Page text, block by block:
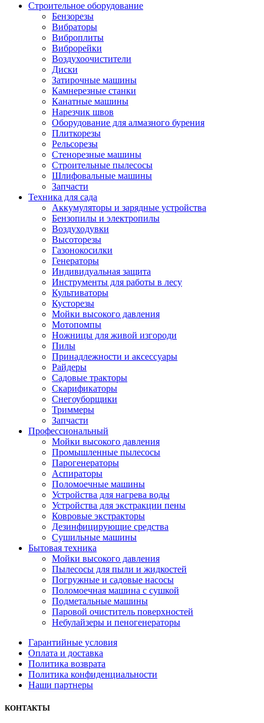
Строительное оборудование
Бензорезы
Вибраторы
Виброплиты
Виброрейки
Воздухоочистители
Диски
Затирочные машины
Камнерезные станки
Канатные машины
Нарезчик швов
Оборудование для алмазного бурения
Плиткорезы
Рельсорезы
Стенорезные машины
Строительные пылесосы
Шлифовальные машины
Запчасти
Техника для сада
Аккумуляторы и зарядные устройства
Бензопилы и электропилы
Воздуходувки
Высоторезы
Газонокосилки
Генераторы
Индивидуальная защита
Инструменты для работы в лесу
Культиваторы
Кусторезы
Мойки высокого давления
Мотопомпы
Ножницы для живой изгороди
Пилы
Принадлежности и аксессуары
Райдеры
Садовые тракторы
Скарификаторы
Снегоуборщики
Триммеры
Запчасти
Профессиональный
Мойки высокого давления
Промышленные пылесосы
Парогенераторы
Аспираторы
Поломоечные машины
Устройства для нагрева воды
Устройства для экстракции пены
Ковровые экстракторы
Дезинфицирующие средства
Сушильные машины
Бытовая техника
Мойки высокого давления
Пылесосы для пыли и жидкостей
Погружные и садовые насосы
Поломоечная машина с сушкой
Подметальные машины
Паровой очиститель поверхностей
Небулайзеры и пеногенераторы
Гарантийные условия
Оплата и доставка
Политика возврата
Политика конфиденциальности
Наши партнеры
КОНТАКТЫ